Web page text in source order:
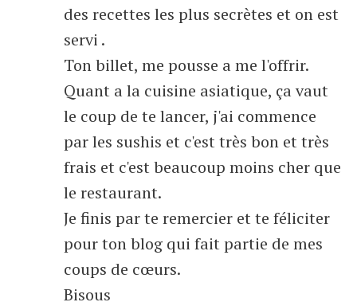
des recettes les plus secrètes et on est
servi .
Ton billet, me pousse a me l'offrir.
Quant a la cuisine asiatique, ça vaut
le coup de te lancer, j'ai commence
par les sushis et c'est très bon et très
frais et c'est beaucoup moins cher que
le restaurant.
Je finis par te remercier et te féliciter
pour ton blog qui fait partie de mes
coups de cœurs.
Bisous